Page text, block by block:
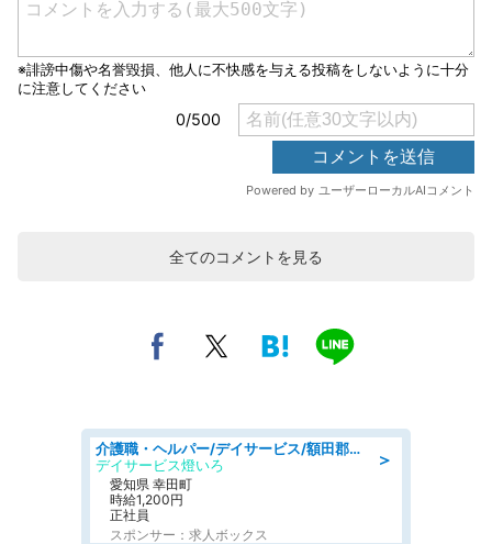
全てのコメントを見る
＞
介護職・ヘルパー/デイサービス/額田郡幸田町/JR東海道本線 幸田/愛知県
デイサービス燈いろ
愛知県 幸田町
時給1,200円
正社員
スポンサー：求人ボックス